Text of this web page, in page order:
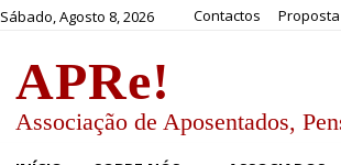
Sábado, Agosto 8, 2026 Contactos
APRe!
Associação de Aposentados,